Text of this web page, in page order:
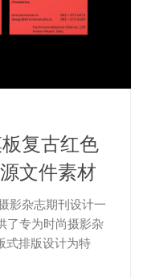
复古红色
文件素材
影杂志期刊设计一
了专为时尚摄影杂
式排版设计为特